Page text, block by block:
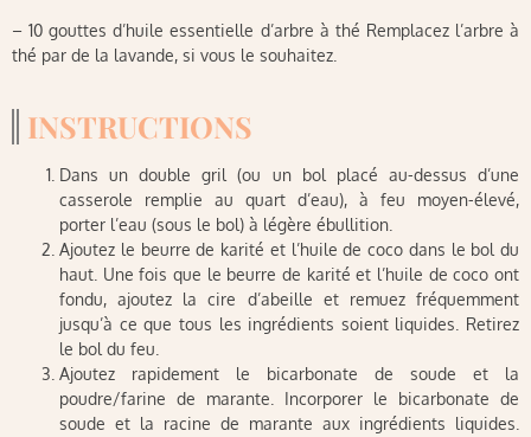
– 10 gouttes d’huile essentielle d’arbre à thé Remplacez l’arbre à
thé par de la lavande, si vous le souhaitez.
INSTRUCTIONS
Dans un double gril (ou un bol placé au-dessus d’une
casserole remplie au quart d’eau), à feu moyen-élevé,
porter l’eau (sous le bol) à légère ébullition.
Ajoutez le beurre de karité et l’huile de coco dans le bol du
haut. Une fois que le beurre de karité et l’huile de coco ont
fondu, ajoutez la cire d’abeille et remuez fréquemment
jusqu’à ce que tous les ingrédients soient liquides. Retirez
le bol du feu.
Ajoutez rapidement le bicarbonate de soude et la
poudre/farine de marante. Incorporer le bicarbonate de
soude et la racine de marante aux ingrédients liquides.